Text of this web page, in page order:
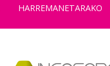
HARREMANETARAKO